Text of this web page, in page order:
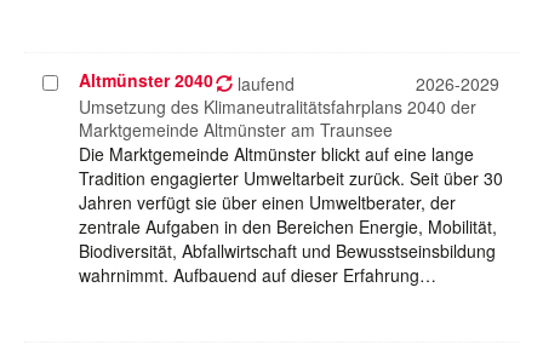
Projekt
auswählen
Altmünster 2040 laufend
2026-2029
Umsetzung des Klimaneutralitätsfahrplans 2040 der
Marktgemeinde Altmünster am Traunsee
Die Marktgemeinde Altmünster blickt auf eine lange
Tradition engagierter Umweltarbeit zurück. Seit über 30
Jahren verfügt sie über einen Umweltberater, der
zentrale Aufgaben in den Bereichen Energie, Mobilität,
Biodiversität, Abfallwirtschaft und Bewusstseinsbildung
wahrnimmt. Aufbauend auf dieser Erfahrung…